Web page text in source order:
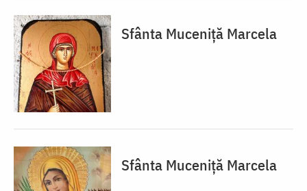
Sfânta Muceniță Marcela
Sfânta Muceniță Marcela